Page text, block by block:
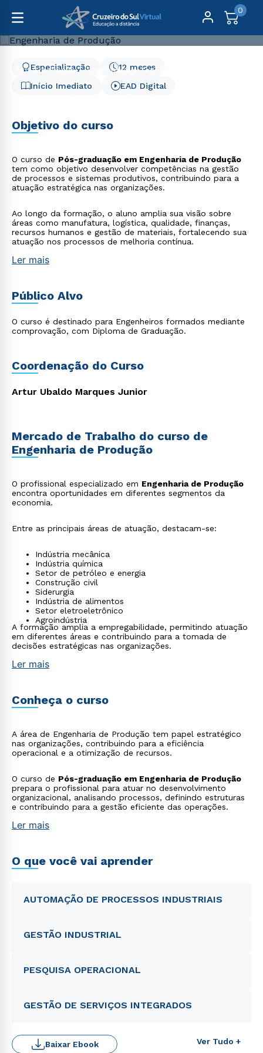
0
Pós-Graduação
Engenharia e Tecnologia
Engenharia de Produção
Início Imediato
12 meses
Especialização
EAD Digital
Objetivo do curso
O curso de Pós-graduação em Engenharia de Produção
tem como objetivo desenvolver competências na gestão
de processos e sistemas produtivos, contribuindo para a
atuação estratégica nas organizações.
Ao longo da formação, o aluno amplia sua visão sobre
áreas como manufatura, logística, qualidade, finanças,
recursos humanos e gestão de materiais, fortalecendo sua
atuação nos processos de melhoria contínua.
Ler mais
Público Alvo
O curso é destinado para Engenheiros formados mediante
comprovação, com Diploma de Graduação.
Coordenação do Curso
Artur Ubaldo Marques Junior
Mercado de Trabalho do curso de
Engenharia de Produção
O profissional especializado em Engenharia de Produção
encontra oportunidades em diferentes segmentos da
economia.
Entre as principais áreas de atuação, destacam-se:
Indústria mecânica
Indústria química
Setor de petróleo e energia
Construção civil
Siderurgia
Indústria de alimentos
Setor eletroeletrônico
Agroindústria
A formação amplia a empregabilidade, permitindo atuação
em diferentes áreas e contribuindo para a tomada de
decisões estratégicas nas organizações.
Ler mais
Conheça o curso
A área de Engenharia de Produção tem papel estratégico
nas organizações, contribuindo para a eficiência
operacional e a otimização de recursos.
O curso de Pós-graduação em Engenharia de Produção
prepara o profissional para atuar no desenvolvimento
organizacional, analisando processos, definindo estruturas
e contribuindo para a gestão eficiente das operações.
Ler mais
O que você vai aprender
AUTOMAÇÃO DE PROCESSOS INDUSTRIAIS
GESTÃO INDUSTRIAL
PESQUISA OPERACIONAL
GESTÃO DE SERVIÇOS INTEGRADOS
Ver Tudo +
Baixar Ebook